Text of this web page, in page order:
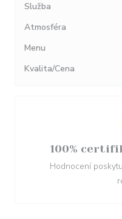
Služba
Atmosféra
Menu
Kvalita/Cena
100%
Hodnocení